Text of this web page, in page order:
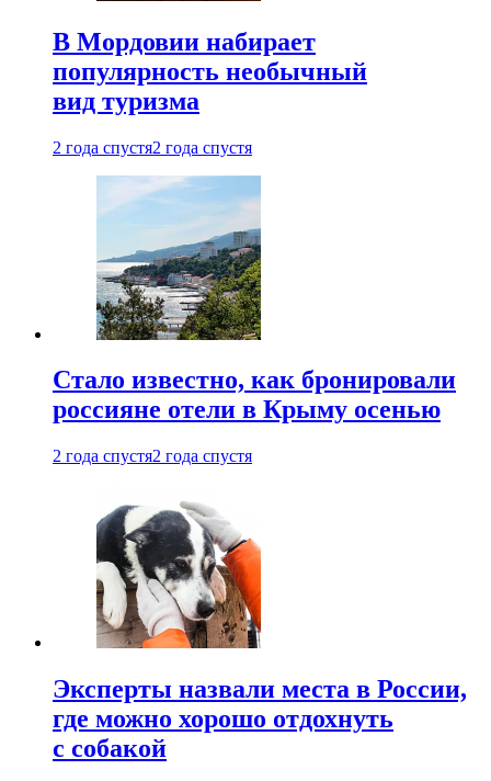
В Мордовии набирает
популярность необычный
вид туризма
2 года спустя2 года спустя
Стало известно, как бронировали
россияне отели в Крыму осенью
2 года спустя2 года спустя
Эксперты назвали места в России,
где можно хорошо отдохнуть
с собакой